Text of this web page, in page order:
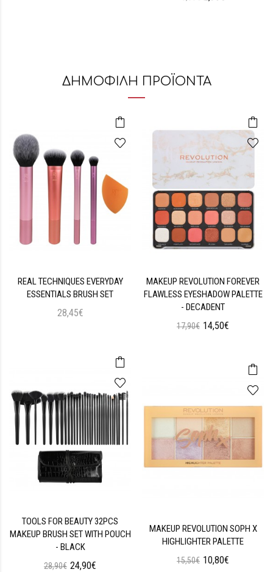
ΔΗΜΟΦΙΛΗ ΠΡΟΪΟΝΤΑ
REAL TECHNIQUES EVERYDAY
ESSENTIALS BRUSH SET
28,45€
TOOLS FOR BEAUTY 32PCS
MAKEUP BRUSH SET WITH POUCH
- BLACK
28,90€ 24,90€
MAKEUP REVOLUTION FOREVER
FLAWLESS EYESHADOW PALETTE
- DECADENT
17,90€ 14,50€
MAKEUP REVOLUTION SOPH X
HIGHLIGHTER PALETTE
15,50€ 10,80€